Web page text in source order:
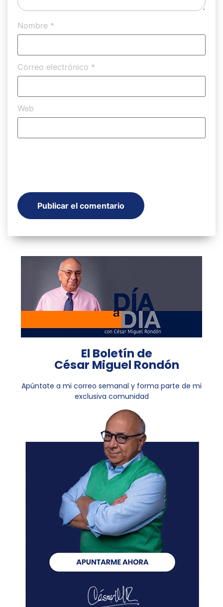
Nombre *
Correo electrónico *
Web
El Boletín de
César Miguel Rondón
Apúntate a mi correo semanal y forma parte de mi
exclusiva comunidad